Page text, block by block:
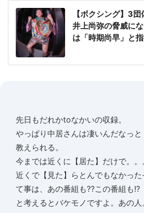
【ボクシング】3団
井上尚弥の脅威に
は「時期尚早」と
先日もだれかtoなかいの収録。
やっぱり中居さんは凄いんだなっと
教えられる。
今までは近くに【居た】だけで。。
近くで【見た】らとんでもなかった
て事は、あの番組も??この番組も!?
と考えるとバケモノですよ。あの人